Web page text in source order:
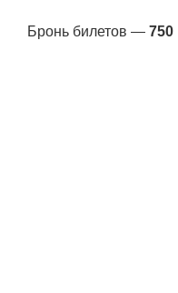
Бронь билетов —750